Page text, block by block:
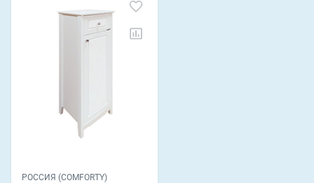
РОССИЯ (COMFORTY)